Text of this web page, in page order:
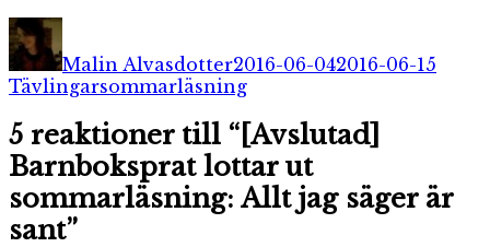
Författare
Malin Alvasdotter2016-06-042016-06-15
TävlingarEtiketter
sommarläsning
5 reaktioner till “[Avslutad]
Barnboksprat lottar ut
sommarläsning: Allt jag säger är
sant”